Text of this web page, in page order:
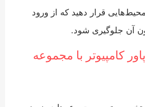
محیط‌هایی قرار دهید که از ورود
آن جلوگیری شود.
کامپیوتر با مجموعه